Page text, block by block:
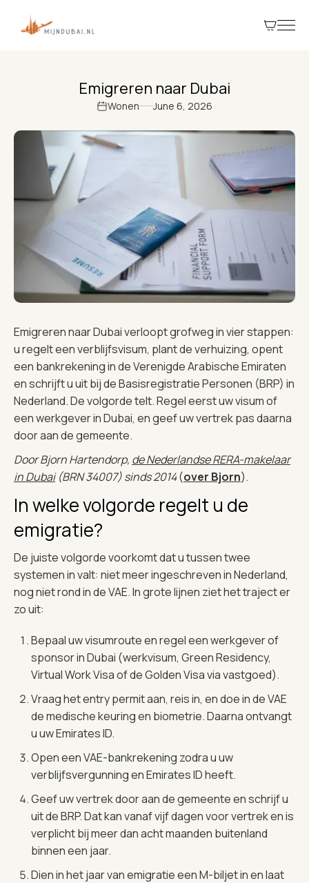
Emigreren naar Dubai
Wonen June 6, 2026
Emigreren naar Dubai verloopt grofweg in vier stappen:
u regelt een verblijfsvisum, plant de verhuizing, opent
een bankrekening in de Verenigde Arabische Emiraten
en schrijft u uit bij de Basisregistratie Personen (BRP) in
Nederland. De volgorde telt. Regel eerst uw visum of
een werkgever in Dubai, en geef uw vertrek pas daarna
door aan de gemeente.
Door Bjorn Hartendorp, de Nederlandse RERA-makelaar
in Dubai(BRN 34007) sinds 2014(over Bjorn).
In welke volgorde regelt u de
emigratie?
De juiste volgorde voorkomt dat u tussen twee
systemen in valt: niet meer ingeschreven in Nederland,
nog niet rond in de VAE. In grote lijnen ziet het traject er
zo uit:
Bepaal uw visumroute en regel een werkgever of
sponsor in Dubai (werkvisum, Green Residency,
Virtual Work Visa of de Golden Visa via vastgoed).
Vraag het entry permit aan, reis in, en doe in de VAE
de medische keuring en biometrie. Daarna ontvangt
u uw Emirates ID.
Open een VAE-bankrekening zodra u uw
verblijfsvergunning en Emirates ID heeft.
Geef uw vertrek door aan de gemeente en schrijf u
uit de BRP. Dat kan vanaf vijf dagen voor vertrek en is
verplicht bij meer dan acht maanden buitenland
binnen een jaar.
Dien in het jaar van emigratie een M-biljet in en laat